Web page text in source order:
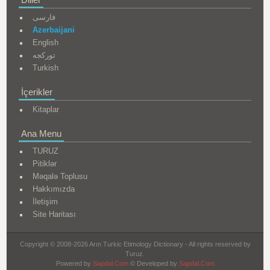
فارسی
Azerbaijani
English
تورکجه
Turkish
İçerikler
Kitaplar
Ana Menu
TURUZ
Pitiklər
Məqalə Toplusu
Hakkımızda
İletişim
Site Haritası
Copyright © 2008-2026 Arın Turkic Etimology Dictionary - All rights reserved by
Turuz.
Powered by Sapdal.Com© Developed by Sapdal.Com